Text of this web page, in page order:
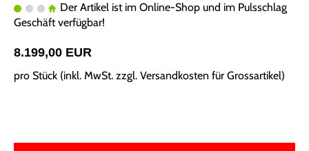
Der Artikel ist im Online-Shop und im Pulsschlag
Geschäft verfügbar!
8.199,00 EUR
pro Stück (inkl. MwSt. zzgl. Versandkosten für Grossartikel)